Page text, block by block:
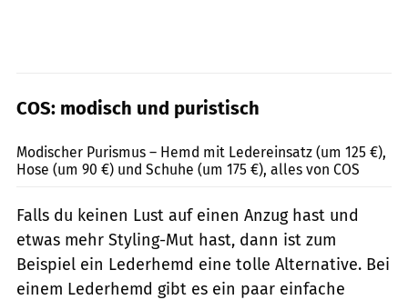
COS: modisch und puristisch
Modischer Purismus – Hemd mit Ledereinsatz (um 125 €),
Hose (um 90 €) und Schuhe (um 175 €), alles von COS
Falls du keinen Lust auf einen Anzug hast und
etwas mehr Styling-Mut hast, dann ist zum
Beispiel ein Lederhemd eine tolle Alternative. Bei
einem Lederhemd gibt es ein paar einfache